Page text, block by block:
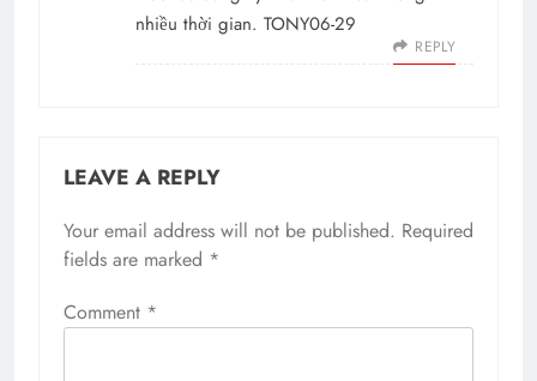
nhiều thời gian. TONY06-29
REPLY
LEAVE A REPLY
Your email address will not be published. Required
fields are marked *
Comment *